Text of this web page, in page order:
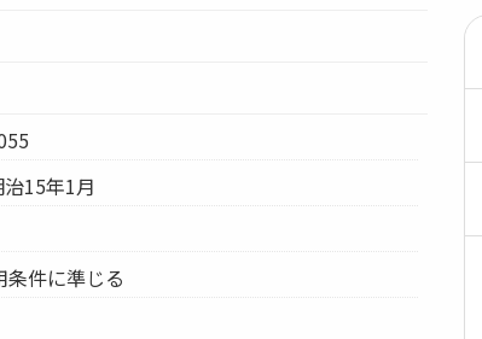
15年1月
条件に準じる